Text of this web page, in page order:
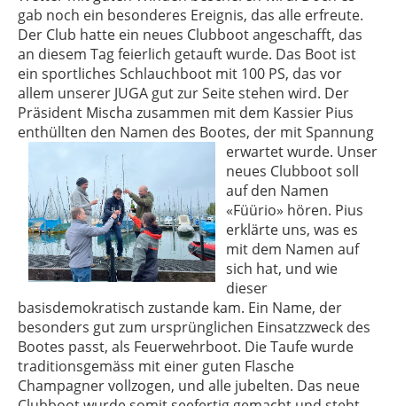
gab noch ein besonderes Ereignis, das alle erfreute.
Der Club hatte ein neues Clubboot angeschafft, das
an diesem Tag feierlich getauft wurde. Das Boot ist
ein sportliches Schlauchboot mit 100 PS, das vor
allem unserer JUGA gut zur Seite stehen wird. Der
Präsident Mischa zusammen mit dem Kassier Pius
enthüllten den Namen des Bootes, der mitSpannung
erwartet wurde. Unser
neues Clubboot soll
auf den Namen
«Füürio» hören. Pius
erklärte uns, was es
mit dem Namen auf
sich hat, und wie
dieser
basisdemokratisch zustande kam. Ein Name, der
besonders gut zum ursprünglichen Einsatzzweck des
Bootes passt, als Feuerwehrboot. Die Taufe wurde
traditionsgemäss mit einer guten Flasche
Champagner vollzogen, und alle jubelten. Das neue